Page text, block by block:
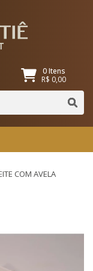
0 Itens
R$ 0,00
COM AVELA